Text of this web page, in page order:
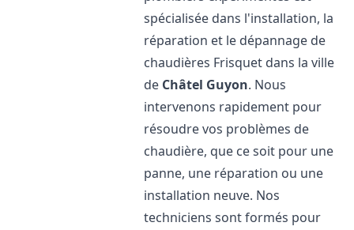
spécialisée dans l'installation, la
réparation et le dépannage de
chaudières Frisquet dans la ville
de Châtel Guyon. Nous
intervenons rapidement pour
résoudre vos problèmes de
chaudière, que ce soit pour une
panne, une réparation ou une
installation neuve. Nos
techniciens sont formés pour